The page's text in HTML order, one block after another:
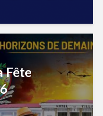
Fête